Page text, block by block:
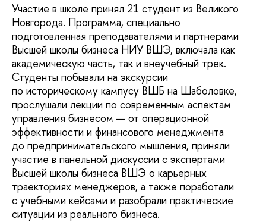
Участие в школе принял 21 студент из Великого
Новгорода. Программа, специально
подготовленная преподавателями и партнерами
Высшей школы бизнеса НИУ ВШЭ, включала как
академическую часть, так и внеучебный трек.
Студенты побывали на экскурсии
по историческому кампусу ВШБ на Шаболовке,
прослушали лекции по современным аспектам
управления бизнесом — от операционной
эффективности и финансового менеджмента
до предпринимательского мышления, приняли
участие в панельной дискуссии с экспертами
Высшей школы бизнеса ВШЭ о карьерных
траекториях менеджеров, а также поработали
с учебными кейсами и разобрали практические
ситуации из реального бизнеса.